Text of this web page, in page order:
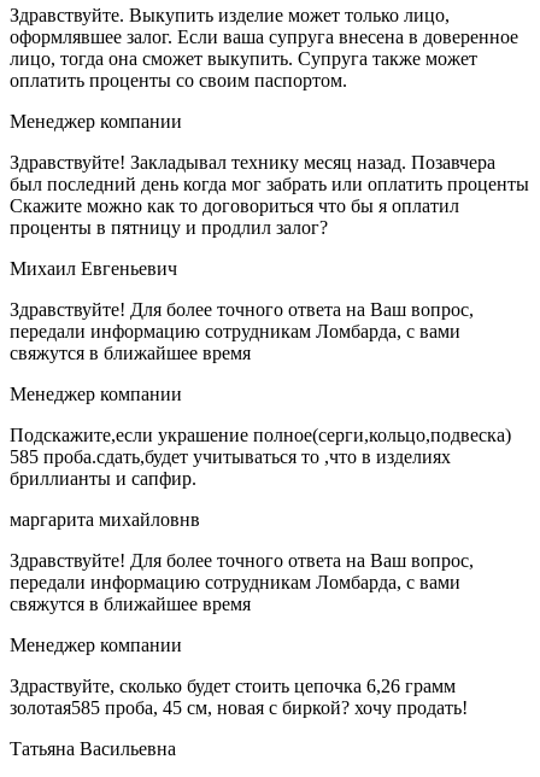
Здравствуйте. Выкупить изделие может только лицо,
оформлявшее залог. Если ваша супруга внесена в доверенное
лицо, тогда она сможет выкупить. Супруга также может
оплатить проценты со своим паспортом.
Менеджер компании
Здравствуйте! Закладывал технику месяц назад. Позавчера
был последний день когда мог забрать или оплатить проценты
Скажите можно как то договориться что бы я оплатил
проценты в пятницу и продлил залог?
Михаил Евгеньевич
Здравствуйте! Для более точного ответа на Ваш вопрос,
передали информацию сотрудникам Ломбарда, с вами
свяжутся в ближайшее время
Менеджер компании
Подскажите,если украшение полное(серги,кольцо,подвеска)
585 проба.сдать,будет учитываться то ,что в изделиях
бриллианты и сапфир.
маргарита михайловнв
Здравствуйте! Для более точного ответа на Ваш вопрос,
передали информацию сотрудникам Ломбарда, с вами
свяжутся в ближайшее время
Менеджер компании
Здраствуйте, сколько будет стоить цепочка 6,26 грамм
золотая585 проба, 45 см, новая с биркой? хочу продать!
Татьяна Васильевна